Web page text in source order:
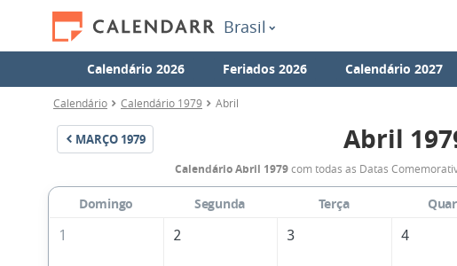
Brasil
Calendário 2026 Feriados 2026 Calendário 2027
Calendário Calendário 1979 Abril
MARÇO 1979 Abril
Calendário Abril 1979com todas as Datas
Domingo Segunda Terça
1
2 3 4